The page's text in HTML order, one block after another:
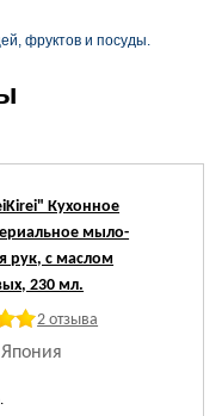
фруктов и посуды.
Кухонное
мыло-
рук, с маслом
230 мл.
2 отзыва